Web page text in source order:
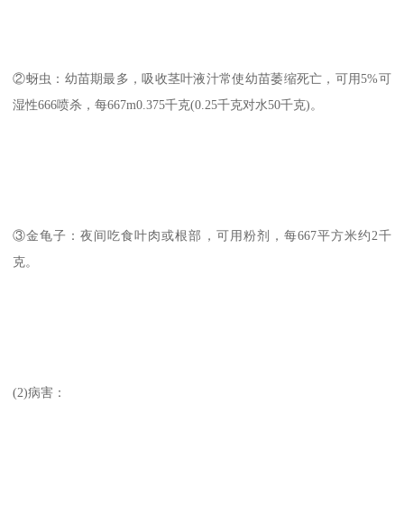
②蚜虫：幼苗期最多，吸收茎叶液汁常使幼苗萎缩死亡，可用5%可
湿性666喷杀，每667m0.375千克(0.25千克对水50千克)。
③金龟子：夜间吃食叶肉或根部，可用粉剂，每667平方米约2千
克。
(2)病害：